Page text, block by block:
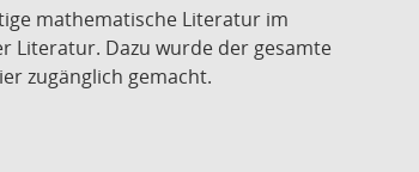
mathematische Literatur im
Literatur. Dazu wurde der gesamte
zugänglich gemacht.